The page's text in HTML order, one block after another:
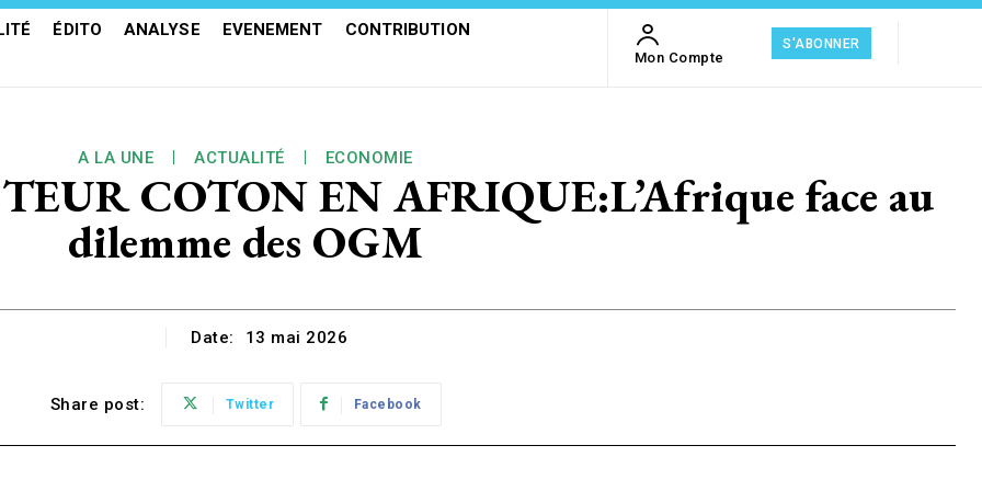
ÉDITO ANALYSE EVENEMENT
CONTRIBUTION
Mon Compte
S'ABONNER
A LA UNE ACTUALITÉ ECONOMIE
COTON EN AFRIQUE:L’Afrique face au
dilemme des OGM
Date: 13 mai 2026
Share post: Twitter Facebook